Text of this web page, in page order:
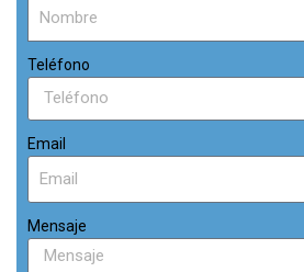
Teléfono
Email
Mensaje